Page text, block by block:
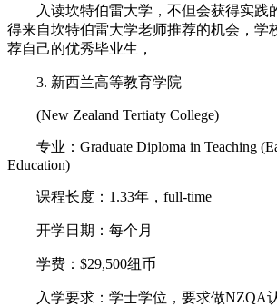
入读坎特伯雷大学，不但会获得实践
得来自坎特伯雷大学老师推荐的机会，学
荐自己的优秀毕业生，
3. 新西兰高等教育学院
(New Zealand Tertiaty College)
专业：Graduate Diploma in Teaching
Education)
课程长度：1.33年，full-time
开学日期：每个月
学费：$29,500纽币
入学要求：学士学位，要求做NZQA